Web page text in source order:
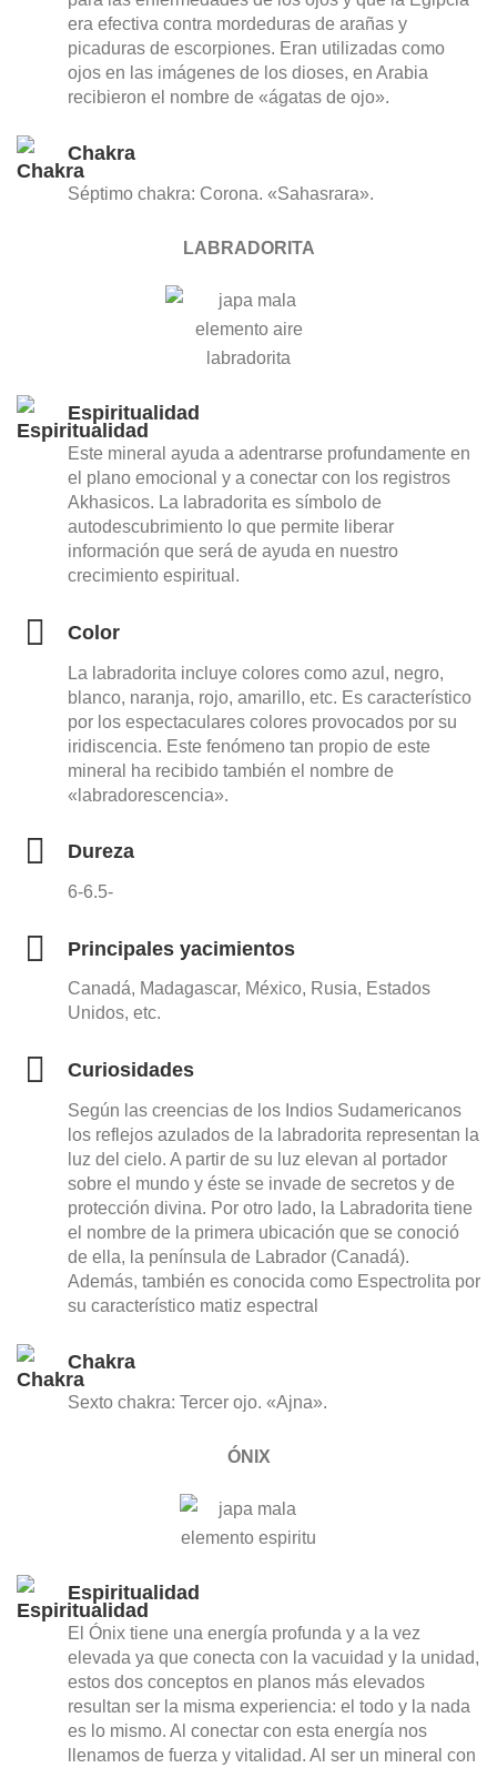
era efectiva contra mordeduras de arañas y
picaduras de escorpiones. Eran utilizadas como
ojos en las imágenes de los dioses, en Arabia
recibieron el nombre de «ágatas de ojo».
Chakra
Séptimo chakra: Corona. «Sahasrara».
LABRADORITA
Espiritualidad
Este mineral ayuda a adentrarse profundamente en
el plano emocional y a conectar con los registros
Akhasicos. La labradorita es símbolo de
autodescubrimiento lo que permite liberar
información que será de ayuda en nuestro
crecimiento espiritual.
Color
La labradorita incluye colores como azul, negro,
blanco, naranja, rojo, amarillo, etc. Es característico
por los espectaculares colores provocados por su
iridiscencia. Este fenómeno tan propio de este
mineral ha recibido también el nombre de
«labradorescencia».
Dureza
6-6.5-
Principales yacimientos
Canadá, Madagascar, México, Rusia, Estados
Unidos, etc.
Curiosidades
Según las creencias de los Indios Sudamericanos
los reflejos azulados de la labradorita representan la
luz del cielo. A partir de su luz elevan al portador
sobre el mundo y éste se invade de secretos y de
protección divina. Por otro lado, la Labradorita tiene
el nombre de la primera ubicación que se conoció
de ella, la península de Labrador (Canadá).
Además, también es conocida como Espectrolita por
su característico matiz espectral
Chakra
Sexto chakra: Tercer ojo. «Ajna».
ÓNIX
Espiritualidad
El Ónix tiene una energía profunda y a la vez
elevada ya que conecta con la vacuidad y la unidad,
estos dos conceptos en planos más elevados
resultan ser la misma experiencia: el todo y la nada
es lo mismo. Al conectar con esta energía nos
llenamos de fuerza y vitalidad. Al ser un mineral con